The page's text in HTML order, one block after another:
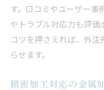
す。口コミやユーザー事
やトラブル対応力も評価
コツを押さえれば、外
らせます。
精密加工対応の金属